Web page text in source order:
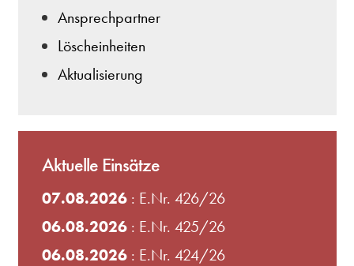
Ansprechpartner
Löscheinheiten
Aktualisierung
Aktuelle Einsätze
07.08.2026: E.Nr. 426/26
06.08.2026: E.Nr. 425/26
06.08.2026: E.Nr. 424/26